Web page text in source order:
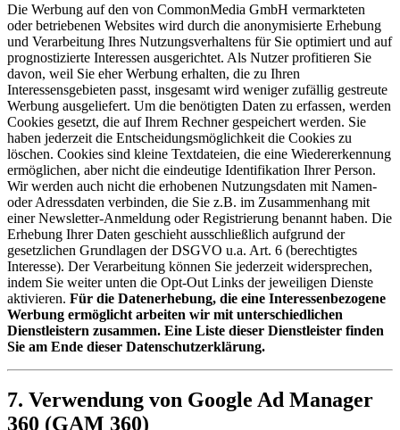
Die Werbung auf den von CommonMedia GmbH vermarkteten
oder betriebenen Websites wird durch die anonymisierte Erhebung
und Verarbeitung Ihres Nutzungsverhaltens für Sie optimiert und auf
prognostizierte Interessen ausgerichtet. Als Nutzer profitieren Sie
davon, weil Sie eher Werbung erhalten, die zu Ihren
Interessensgebieten passt, insgesamt wird weniger zufällig gestreute
Werbung ausgeliefert. Um die benötigten Daten zu erfassen, werden
Cookies gesetzt, die auf Ihrem Rechner gespeichert werden. Sie
haben jederzeit die Entscheidungsmöglichkeit die Cookies zu
löschen. Cookies sind kleine Textdateien, die eine Wiedererkennung
ermöglichen, aber nicht die eindeutige Identifikation Ihrer Person.
Wir werden auch nicht die erhobenen Nutzungsdaten mit Namen-
oder Adressdaten verbinden, die Sie z.B. im Zusammenhang mit
einer Newsletter-Anmeldung oder Registrierung benannt haben. Die
Erhebung Ihrer Daten geschieht ausschließlich aufgrund der
gesetzlichen Grundlagen der DSGVO u.a. Art. 6 (berechtigtes
Interesse). Der Verarbeitung können Sie jederzeit widersprechen,
indem Sie weiter unten die Opt-Out Links der jeweiligen Dienste
aktivieren. Für die Datenerhebung, die eine Interessenbezogene
Werbung ermöglicht arbeiten wir mit unterschiedlichen
Dienstleistern zusammen. Eine Liste dieser Dienstleister finden
Sie am Ende dieser Datenschutzerklärung.
7. Verwendung von Google Ad Manager
360 (GAM 360)